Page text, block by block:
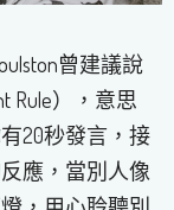
曾建議說
Rule），意思
20秒發言，接
應，當別人像